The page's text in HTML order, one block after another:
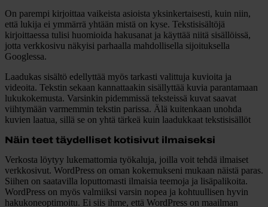
On parempi kirjoittaa vaikeista asioista yksinkertaisesti, kuin niin,
että lukija ei ymmärrä yhtään mistä on kyse. Tekstisisältöjä
kirjoittaessa tulisi huomioida hakusanat ja käyttää niitä sisällöissä,
jotta verkkosivu näkyisi parhaalla mahdollisella sijoituksella
Googlessa.
Laadukas sisältö edellyttää myös tarkasti valittuja kuvioita ja
videoita. Tekstin sekaan kannattaakin sisällyttää kuvia parantamaan
lukukokemusta. Varsinkin pidemmissä teksteissä kuvat saavat
viihtymään varmemmin tekstin parissa. Älä kuitenkaan unohda
kuvien laatua, sillä se on yhtä tärkeä kuin laadukkaat tekstisisällöt
Näin teet täydelliset kotisivut ilmaiseksi
Verkosta löytyy lukemattomia työkaluja, joilla voit tehdä ilmaiset
verkkosivut. WordPress on oman kokemukseni mukaan näistä paras.
Siihen on saatavilla loputtomasti ilmaisia teemoja ja lisäpalikoita.
WordPress on myös valmiiksi varsin nopea ja kohtuullisen hyvin
hakukoneoptimoitu. Ei siis ihme, että WordPress on maailman